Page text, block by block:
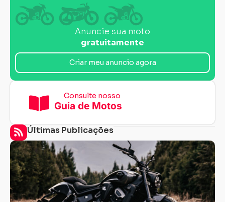
Anuncie sua moto
gratuitamente
Criar meu anuncio agora
Consulte nosso
Guia de Motos
Últimas Publicações